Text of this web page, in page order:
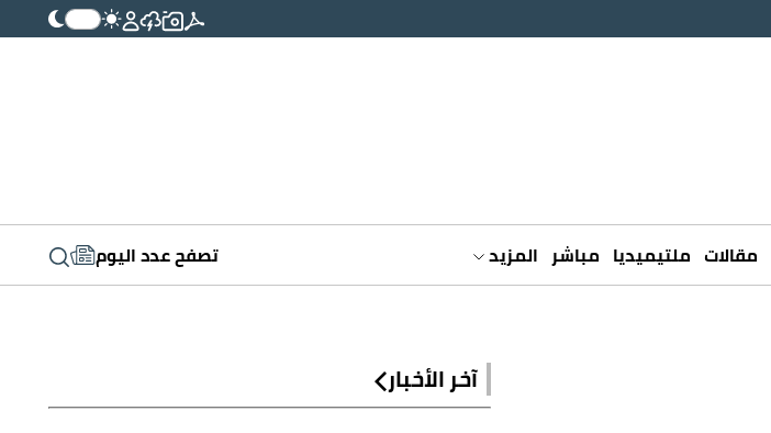
مقالات ملتيميديا مباشر المزيد تصفح عدد اليوم
آخر الأخبار